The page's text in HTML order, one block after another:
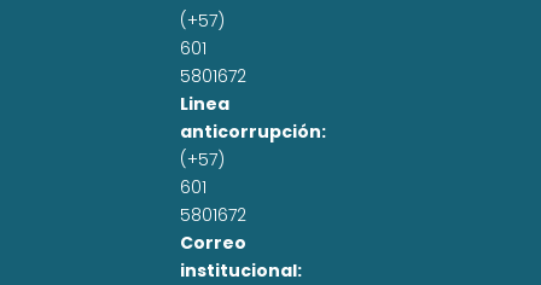
(+57)
601
5801672
Linea
anticorrupción:
(+57)
601
5801672
Correo
institucional: